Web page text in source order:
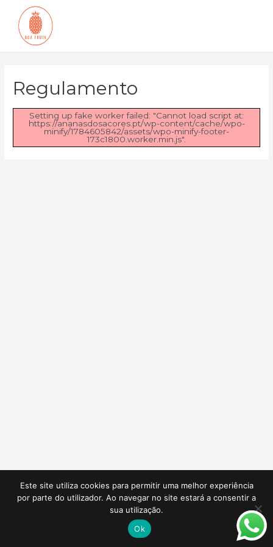
Regulamento
Setting up fake worker failed: "Cannot load script at:
https://ananasdosacores.pt/wp-content/cache/wpo-
minify/1784605842/assets/wpo-minify-footer-
173c1800.worker.min.js".
Este site utiliza cookies para permitir uma melhor experiência
por parte do utilizador. Ao navegar no site estará a consentir a
sua utilização.
Ok